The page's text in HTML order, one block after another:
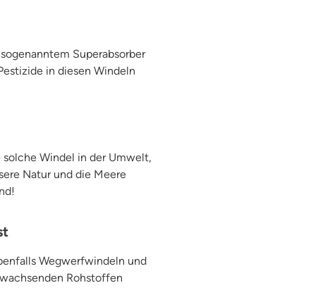
Superabsorber
in diesen Windeln
Windel in der Umwelt,
Natur und die Meere
Wegwerfwindeln und
Rohstoffen